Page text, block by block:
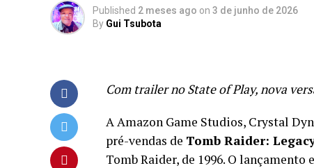
Published 2 meses ago on 3 de junho de 2026
By Gui Tsubota
Com trailer no State of Play, nova
A Amazon Game Studios, Crystal
pré-vendas de Tomb Raider:
Tomb Raider, de 1996. O lançamento